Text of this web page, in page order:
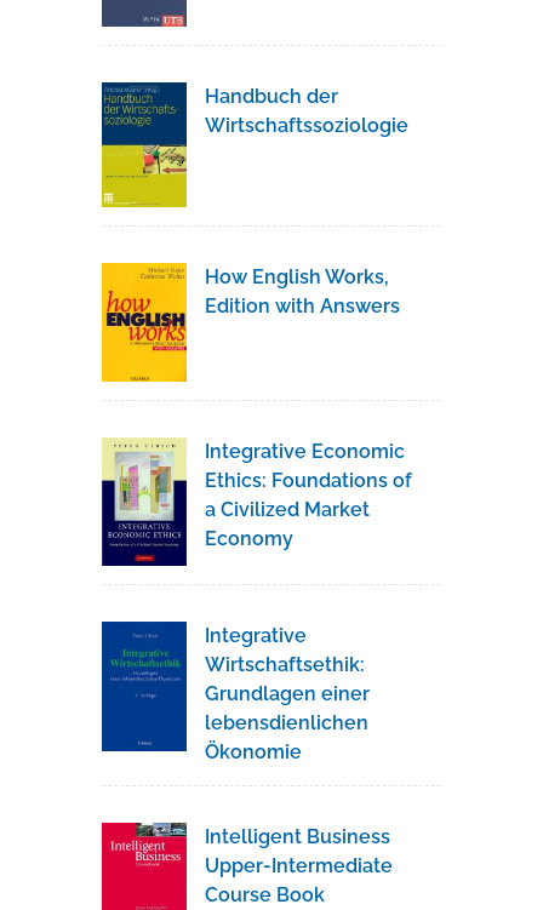
Handbuch der
Wirtschaftssoziologie
How English Works,
Edition with Answers
Integrative Economic
Ethics: Foundations of
a Civilized Market
Economy
Integrative
Wirtschaftsethik:
Grundlagen einer
lebensdienlichen
Ökonomie
Intelligent Business
Upper-Intermediate
Course Book